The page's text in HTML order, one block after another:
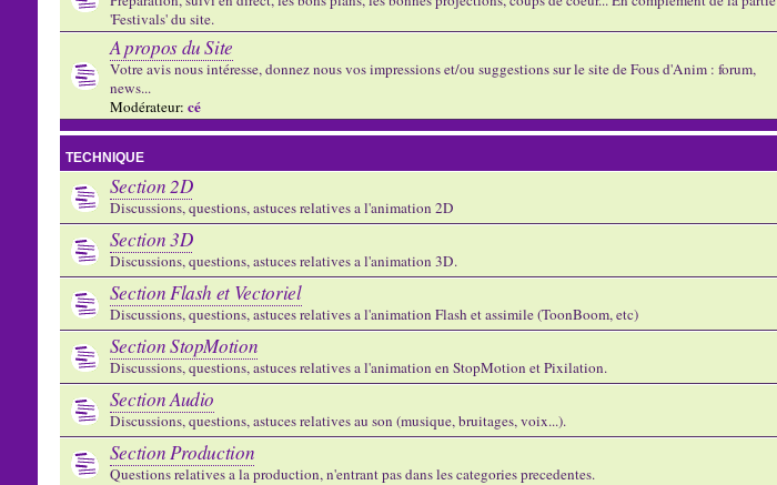
'Festivals' du site.
A propos du Site
Votre avis nous intéresse, donnez nous vos impressions et/ou suggestions sur le site de Fous d'Anim : forum,
news...
Modérateur: cé
TECHNIQUE
Section 2D
Discussions, questions, astuces relatives a l'animation 2D
Section 3D
Discussions, questions, astuces relatives a l'animation 3D.
Section Flash et Vectoriel
Discussions, questions, astuces relatives a l'animation Flash et assimile (ToonBoom, etc)
Section StopMotion
Discussions, questions, astuces relatives a l'animation en StopMotion et Pixilation.
Section Audio
Discussions, questions, astuces relatives au son (musique, bruitages, voix...).
Section Production
Questions relatives a la production, n'entrant pas dans les categories precedentes.